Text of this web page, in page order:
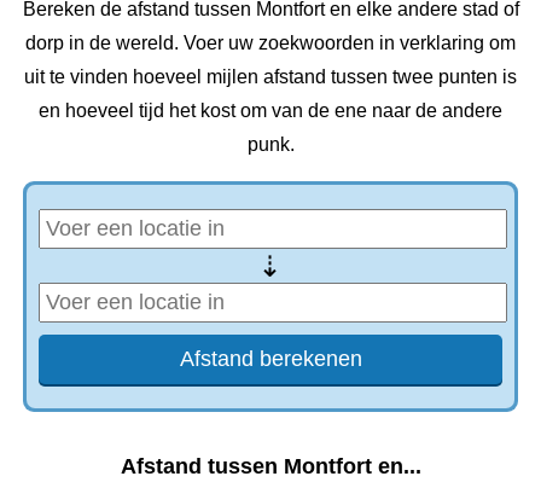
Bereken de afstand tussen Montfort en elke andere stad of
dorp in de wereld. Voer uw zoekwoorden in verklaring om
uit te vinden hoeveel mijlen afstand tussen twee punten is
en hoeveel tijd het kost om van de ene naar de andere
punk.
⇢
Afstand tussen Montfort en...